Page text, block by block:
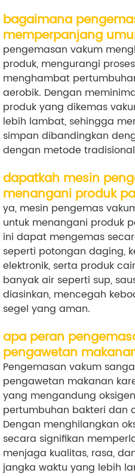
bagaimana
memperpanjang
pengemasan vakum
produk, mengurangi
menghambat
aerobik. Dengan
produk yang dikemas
lebih lambat, sehingga
simpan dibandingkan
dengan metode
dapatkah mesin
menangani produk
ya, mesin pengemas
untuk menangani produk
ini dapat mengemas
seperti potongan daging,
elektronik, serta produk
banyak air seperti sup,
diasinkan, mencegah
segel yang aman.
apa peran
pengawetan
Pengemasan vakum
pengawetan makanan
yang mengandung
pertumbuhan bakteri dan
Dengan menghilangkan
secara signifikan
menjaga kualitas, rasa,
jangka waktu yang lebih